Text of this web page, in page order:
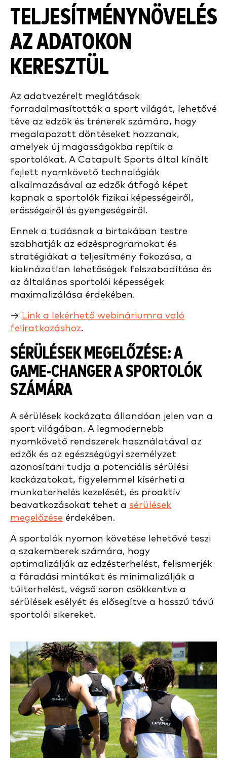
TELJESÍTMÉNYNÖVELÉS
AZ ADATOKON
KERESZTÜL
Az adatvezérelt meglátások
forradalmasították a sport világát, lehetővé
téve az edzők és trénerek számára, hogy
megalapozott döntéseket hozzanak,
amelyek új magasságokba repítik a
sportolókat. A Catapult Sports által kínált
fejlett nyomkövető technológiák
alkalmazásával az edzők átfogó képet
kapnak a sportolók fizikai képességeiről,
erősségeiről és gyengeségeiről.
Ennek a tudásnak a birtokában testre
szabhatják az edzésprogramokat és
stratégiákat a teljesítmény fokozása, a
kiaknázatlan lehetőségek felszabadítása és
az általános sportolói képességek
maximalizálása érdekében.
→ Link a lekérhető webináriumra való
feliratkozáshoz.
SÉRÜLÉSEK MEGELŐZÉSE: A
GAME-CHANGER A SPORTOLÓK
SZÁMÁRA
A sérülések kockázata állandóan jelen van a
sport világában. A legmodernebb
nyomkövető rendszerek használatával az
edzők és az egészségügyi személyzet
azonosítani tudja a potenciális sérülési
kockázatokat, figyelemmel kísérheti a
munkaterhelés kezelését, és proaktív
beavatkozásokat tehet a sérülések
megelőzése érdekében.
A sportolók nyomon követése lehetővé teszi
a szakemberek számára, hogy
optimalizálják az edzésterhelést, felismerjék
a fáradási mintákat és minimalizálják a
túlterhelést, végső soron csökkentve a
sérülések esélyét és elősegítve a hosszú távú
sportolói sikereket.